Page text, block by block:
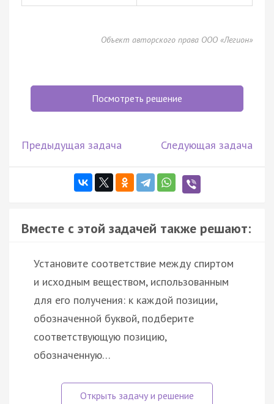
Объект авторского права ООО «Легион»
Посмотреть решение
Предыдущая задача Следующая задача
Вместе с этой задачей также решают:
Установите соответствие между спиртом
и исходным веществом, использованным
для его получения: к каждой позиции,
обозначенной буквой, подберите
соответствующую позицию,
обозначенную…